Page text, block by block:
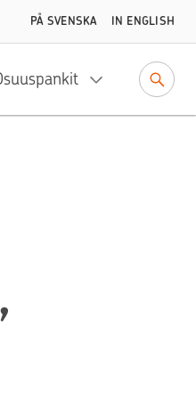
PÅ SVENSKA IN ENGLISH